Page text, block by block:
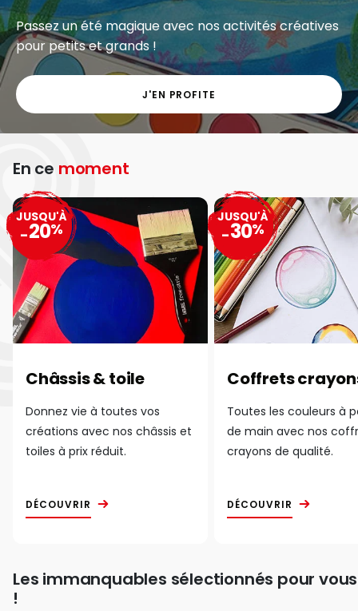
Passez un été magique avec nos activités créatives
pour petits et grands !
J'EN PROFITE
En ce moment
Châssis & toile
Donnez vie à toutes vos
créations avec nos châssis et
toiles à prix réduit.
DÉCOUVRIR
JUSQU'À
-20%
Coffrets
Toutes les couleurs à
de main avec nos
crayons de qualité.
DÉCOUVRIR
JUSQU'À
-30%
Les immanquables sélectionnés pour vous
!